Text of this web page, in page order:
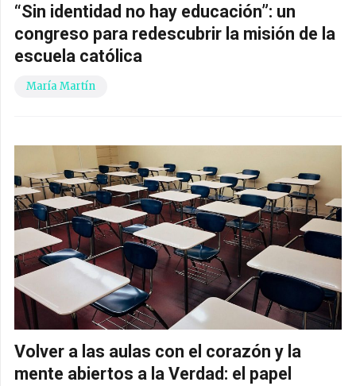
“Sin identidad no hay educación”: un
congreso para redescubrir la misión de la
escuela católica
María Martín
Volver a las aulas con el corazón y la
mente abiertos a la Verdad: el papel